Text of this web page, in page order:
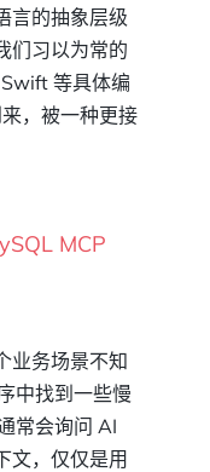
言的抽象层级
们习以为常的
等具体编
，被一种更接
MCP
业务场景不知
中找到一些慢
常会询问 AI
文，仅仅是用